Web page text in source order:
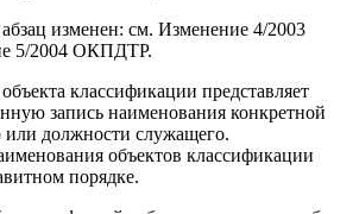
изменен: см. Изменение 4/2003
5/2004 ОКПДТР.
классификации представляет
запись наименования конкретной
или должности служащего.
объектов классификации
порядке.